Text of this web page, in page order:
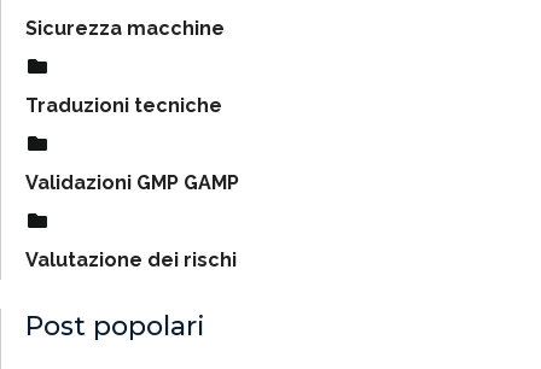
Sicurezza macchine
Traduzioni tecniche
Validazioni GMP GAMP
Valutazione dei rischi
Post popolari